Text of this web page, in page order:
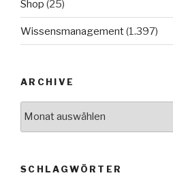
Shop (25)
Wissensmanagement(1.397)
ARCHIVE
SCHLAGWÖRTER